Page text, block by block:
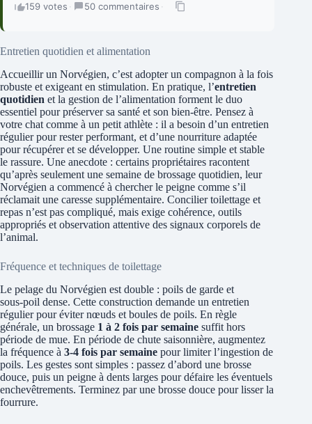
159 votes · 50 commentaires ·
Entretien quotidien et alimentation
Accueillir un Norvégien, c’est adopter un compagnon à la fois
robuste et exigeant en stimulation. En pratique, l’entretien
quotidien et la gestion de l’alimentation forment le duo
essentiel pour préserver sa santé et son bien-être. Pensez à
votre chat comme à un petit athlète : il a besoin d’un entretien
régulier pour rester performant, et d’une nourriture adaptée
pour récupérer et se développer. Une routine simple et stable
le rassure. Une anecdote : certains propriétaires racontent
qu’après seulement une semaine de brossage quotidien, leur
Norvégien a commencé à chercher le peigne comme s’il
réclamait une caresse supplémentaire. Concilier toilettage et
repas n’est pas compliqué, mais exige cohérence, outils
appropriés et observation attentive des signaux corporels de
l’animal.
Fréquence et techniques de toilettage
Le pelage du Norvégien est double : poils de garde et
sous‑poil dense. Cette construction demande un entretien
régulier pour éviter nœuds et boules de poils. En règle
générale, un brossage 1 à 2 fois par semaine suffit hors
période de mue. En période de chute saisonnière, augmentez
la fréquence à 3‑4 fois par semaine pour limiter l’ingestion de
poils. Les gestes sont simples : passez d’abord une brosse
douce, puis un peigne à dents larges pour défaire les éventuels
enchevêtrements. Terminez par une brosse douce pour lisser la
fourrure.